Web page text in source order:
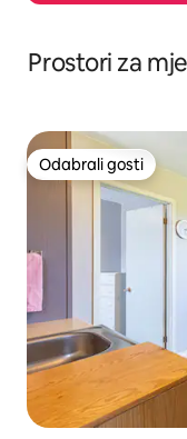
Prostori za
Odabrali gosti
Odabrali gosti